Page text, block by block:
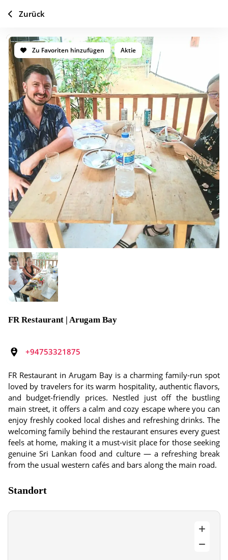
Zu Favoriten hinzufügen Aktie
FR Restaurant | Arugam Bay
+94753321875
FR Restaurant in Arugam Bay is a charming family-run spot
loved by travelers for its warm hospitality, authentic flavors,
and budget-friendly prices. Nestled just off the bustling
main street, it offers a calm and cozy escape where you can
enjoy freshly cooked local dishes and refreshing drinks. The
welcoming family behind the restaurant ensures every guest
feels at home, making it a must-visit place for those seeking
genuine Sri Lankan food and culture — a refreshing break
from the usual western cafés and bars along the main road.
Standort
Zurück